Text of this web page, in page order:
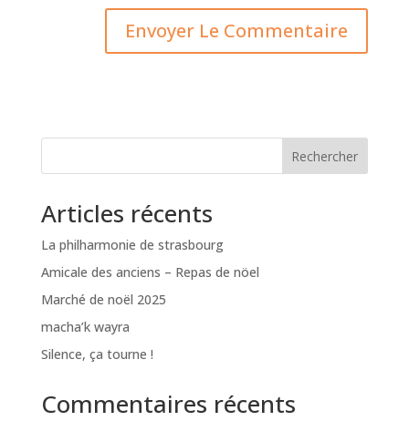
Rechercher
Articles récents
La philharmonie de strasbourg
Amicale des anciens – Repas de nöel
Marché de noël 2025
macha’k wayra
Silence, ça tourne !
Commentaires récents